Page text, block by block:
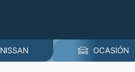
NISSAN OCASIÓN